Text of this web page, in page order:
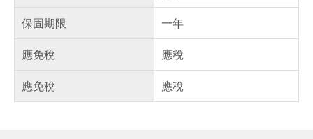
保固期限
一年
應免稅
應稅
應免稅
應稅